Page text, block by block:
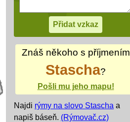
Znáš někoho s příjmením
Stascha?
Pošli mu jeho mapu!
Najdi rýmy na slovo Stascha a
napiš báseň. (Rýmovač.cz)